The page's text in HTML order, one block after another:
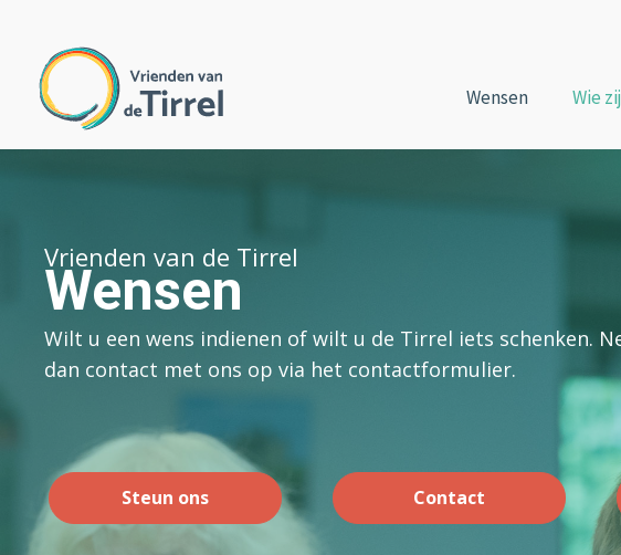
Wensen Wie
Vrienden van de Tirrel
Wensen
Wilt u een wens indienen of wilt u de Tirrel iets schenken.
dan contact met ons op via het contactformulier.
Steun ons Contact